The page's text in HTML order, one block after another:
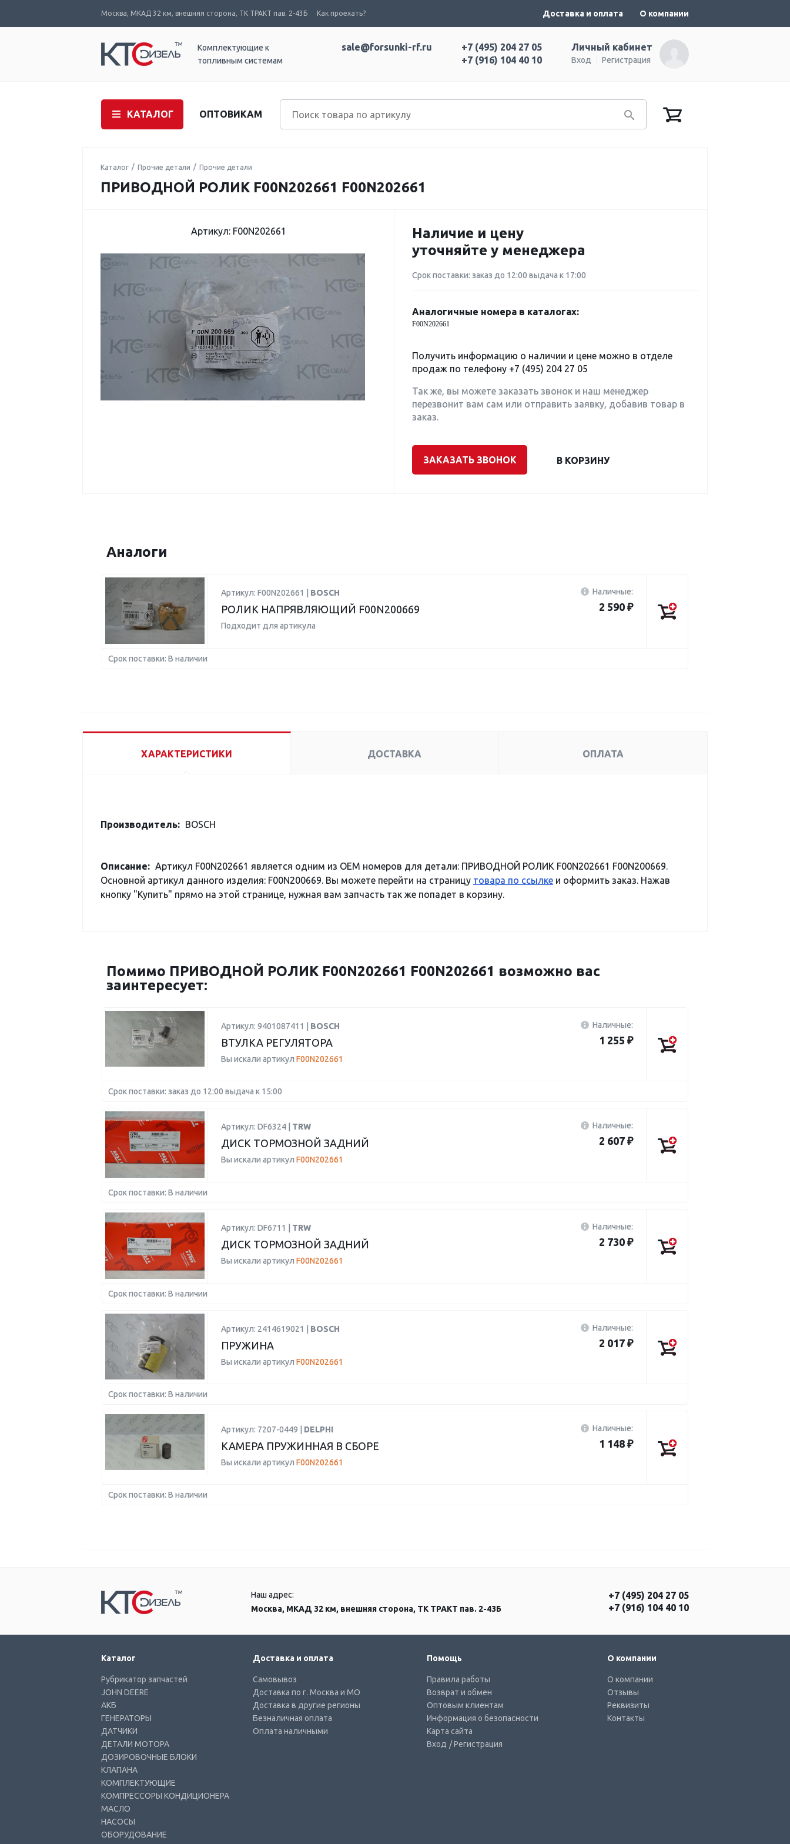
Москва, МКАД 32 км, внешняя сторона, ТК ТРАКТ пав. 2-43Б Как проехать? Доставка и оплата О компании
Комплектующие к
топливным системам
Личный кабинет
Вход Регистрация
+7 (495) 204 27 05
+7 (916) 104 40 10
sale@forsunki-rf.ru
КАТАЛОГ ОПТОВИКАМ
Каталог Прочие детали Прочие детали
ПРИВОДНОЙ РОЛИК F00N202661 F00N202661
Артикул: F00N202661
Наличие и цену
уточняйте у менеджера
Срок поставки: заказ до 12:00 выдача к 17:00
Аналогичные номера в каталогах:
F00N202661
Получить информацию о наличии и цене можно в отделе
продаж по телефону +7 (495) 204 27 05
Так же, вы можете заказать звонок и наш менеджер
перезвонит вам сам или отправить заявку, добавив товар в
заказ.
ЗАКАЗАТЬ ЗВОНОК В КОРЗИНУ
Аналоги
Артикул: F00N202661 | BOSCH
РОЛИК НАПРЯВЛЯЮЩИЙ F00N200669
Подходит для артикула
Наличные:
2 590 ₽
Срок поставки: В наличии
ХАРАКТЕРИСТИКИ ДОСТАВКА ОПЛАТА
Производитель: BOSCH
Описание: Артикул F00N202661 является одним из OEM номеров для детали: ПРИВОДНОЙ РОЛИК F00N202661 F00N200669.
Основной артикул данного изделия: F00N200669. Вы можете перейти на страницу товара по ссылке и оформить заказ. Нажав
кнопку "Купить" прямо на этой странице, нужная вам запчасть так же попадет в корзину.
Помимо ПРИВОДНОЙ РОЛИК F00N202661 F00N202661 возможно вас
заинтересует:
Артикул: 9401087411 | BOSCH
ВТУЛКА РЕГУЛЯТОРА
Вы искали артикул F00N202661
Наличные:
1 255 ₽
Срок поставки: заказ до 12:00 выдача к 15:00
Артикул: DF6324 | TRW
ДИСК ТОРМОЗНОЙ ЗАДНИЙ
Вы искали артикул F00N202661
Наличные:
2 607 ₽
Срок поставки: В наличии
Артикул: DF6711 | TRW
ДИСК ТОРМОЗНОЙ ЗАДНИЙ
Вы искали артикул F00N202661
Наличные:
2 730 ₽
Срок поставки: В наличии
Артикул: 2414619021 | BOSCH
ПРУЖИНА
Вы искали артикул F00N202661
Наличные:
2 017 ₽
Срок поставки: В наличии
Артикул: 7207-0449 | DELPHI
КАМЕРА ПРУЖИННАЯ В СБОРЕ
Вы искали артикул F00N202661
Наличные:
1 148 ₽
Срок поставки: В наличии
Наш адрес:
Москва, МКАД 32 км, внешняя сторона, ТК ТРАКТ пав. 2-43Б
+7 (495) 204 27 05
+7 (916) 104 40 10
Каталог
Рубрикатор запчастей
JOHN DEERE
АКБ
ГЕНЕРАТОРЫ
ДАТЧИКИ
ДЕТАЛИ МОТОРА
ДОЗИРОВОЧНЫЕ БЛОКИ
КЛАПАНА
КОМПЛЕКТУЮЩИЕ
КОМПРЕССОРЫ КОНДИЦИОНЕРА
МАСЛО
НАСОСЫ
ОБОРУДОВАНИЕ
Доставка и оплата
Самовывоз
Доставка по г. Москва и МО
Доставка в другие регионы
Безналичная оплата
Оплата наличными
Помощь
Правила работы
Возврат и обмен
Оптовым клиентам
Информация о безопасности
Карта сайта
Вход / Регистрация
О компании
О компании
Отзывы
Реквизиты
Контакты